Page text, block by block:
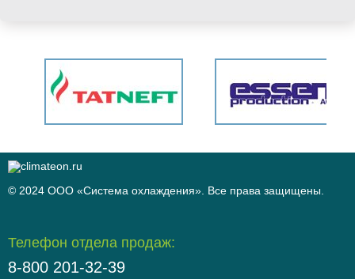
© 2024 ООО «Система охлаждения». Все права защищены.
Телефон отдела продаж:
8-800 201-32-39